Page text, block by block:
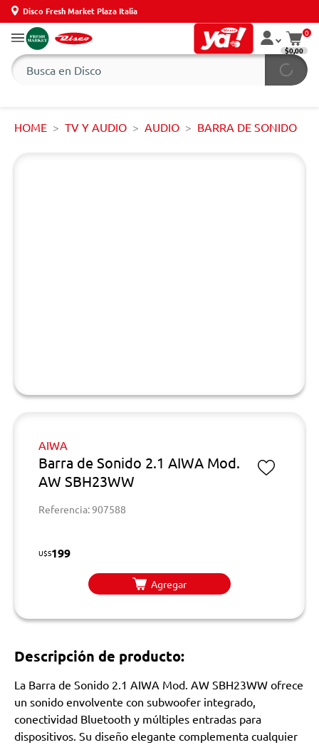
Disco Fresh Market Plaza Italia
0
$0,00
HOME TV Y AUDIO AUDIO BARRA DE SONIDO
AIWA
Barra de Sonido 2.1 AIWA Mod.
AW SBH23WW
Referencia: 907588
U$S199
Agregar
Descripción de producto:
La Barra de Sonido 2.1 AIWA Mod. AW SBH23WW ofrece
un sonido envolvente con subwoofer integrado,
conectividad Bluetooth y múltiples entradas para
dispositivos. Su diseño elegante complementa cualquier